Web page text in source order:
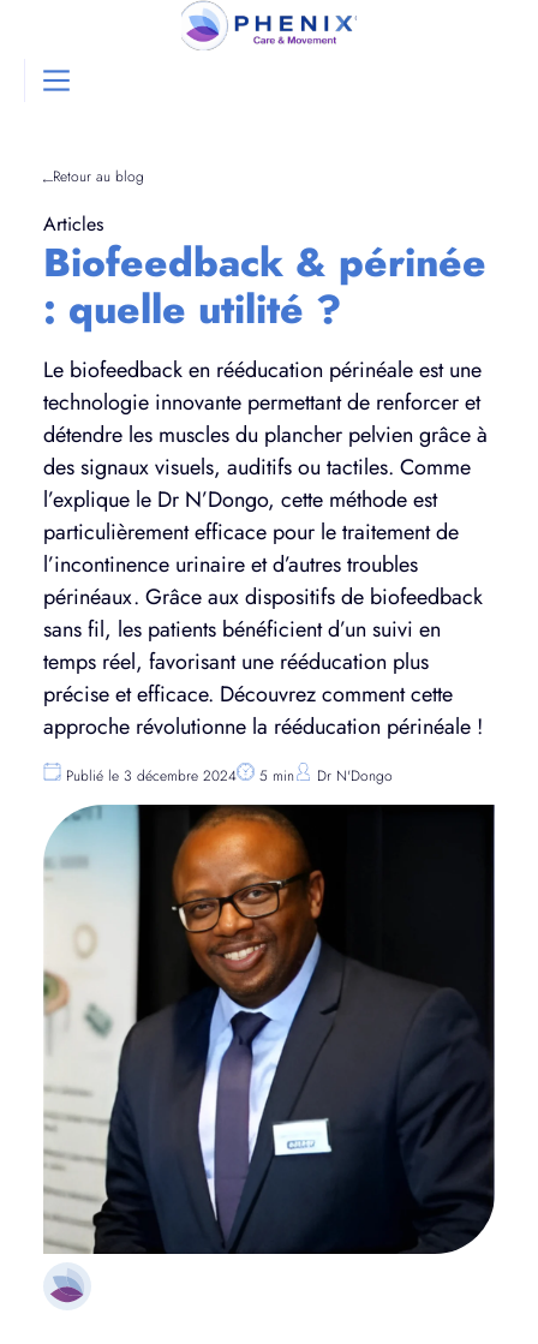
Retour au blog
Articles
Biofeedback & périnée
: quelle utilité ?
Le biofeedback en rééducation périnéale est une
technologie innovante permettant de renforcer et
détendre les muscles du plancher pelvien grâce à
des signaux visuels, auditifs ou tactiles. Comme
l’explique le Dr N’Dongo, cette méthode est
particulièrement efficace pour le traitement de
l’incontinence urinaire et d’autres troubles
périnéaux. Grâce aux dispositifs de biofeedback
sans fil, les patients bénéficient d’un suivi en
temps réel, favorisant une rééducation plus
précise et efficace. Découvrez comment cette
approche révolutionne la rééducation périnéale !
Publié le 3 décembre 2024 5 min Dr N'Dongo